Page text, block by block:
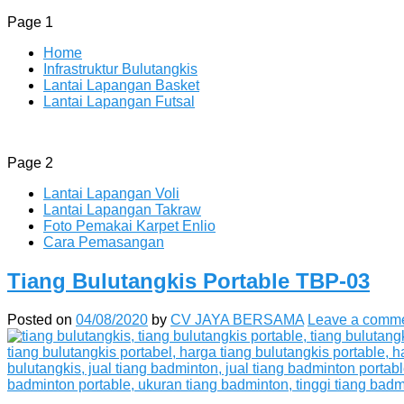
Page 1
Home
Infrastruktur Bulutangkis
Lantai Lapangan Basket
Lantai Lapangan Futsal
ENLIO INDONESIA
Menyediakan Karpet Lapangan
Page 2
Lantai Lapangan Voli
Lantai Lapangan Takraw
Foto Pemakai Karpet Enlio
Cara Pemasangan
Tiang Bulutangkis Portable TBP-03
Posted on 04/08/2020 by CV JAYA BERSAMA Leave a